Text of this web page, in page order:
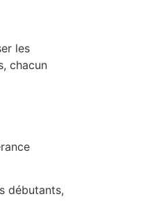
les
chacun
débutants,